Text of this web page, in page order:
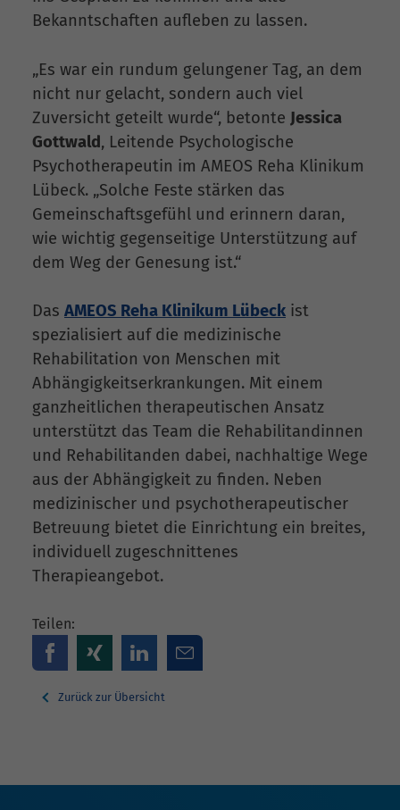
Bekanntschaften aufleben zu lassen.
„Es war ein rundum gelungener Tag, an dem
nicht nur gelacht, sondern auch viel
Zuversicht geteilt wurde“, betonte Jessica
Gottwald, Leitende Psychologische
Psychotherapeutin im AMEOS Reha Klinikum
Lübeck. „Solche Feste stärken das
Gemeinschaftsgefühl und erinnern daran,
wie wichtig gegenseitige Unterstützung auf
dem Weg der Genesung ist.“
Das AMEOS Reha Klinikum Lübeck ist
spezialisiert auf die medizinische
Rehabilitation von Menschen mit
Abhängigkeitserkrankungen. Mit einem
ganzheitlichen therapeutischen Ansatz
unterstützt das Team die Rehabilitandinnen
und Rehabilitanden dabei, nachhaltige Wege
aus der Abhängigkeit zu finden. Neben
medizinischer und psychotherapeutischer
Betreuung bietet die Einrichtung ein breites,
individuell zugeschnittenes
Therapieangebot.
Teilen:
Zurück zur Übersicht